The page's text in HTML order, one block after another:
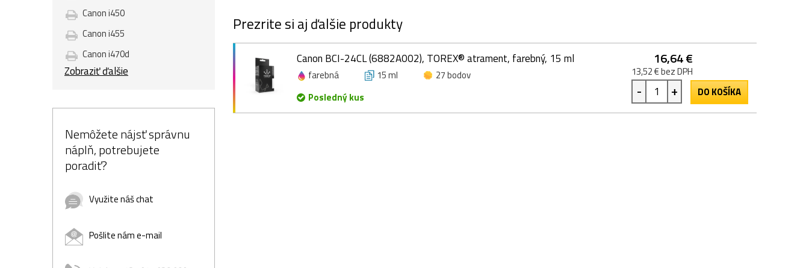
Canon i450
Canon i455
Canon i470d
Zobraziť ďalšie
Nemôžete nájsť správnu
náplň, potrebujete
poradiť?
Využite náš chat
Pošlite nám e-mail
Prezrite si aj ďalšie produkty
Canon BCI-24CL (6882A002), TOREX® atrament, farebný, 15 ml
farebná 15 ml
27 bodov
Posledný kus
16,64 €
13,52 € bez DPH
- + DO KOŠÍKA